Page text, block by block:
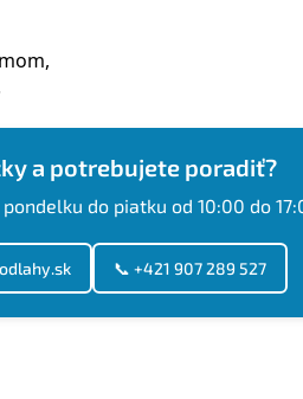
a potrebujete poradiť?
do piatku od 10:00 do
📞 +421 907 289 527